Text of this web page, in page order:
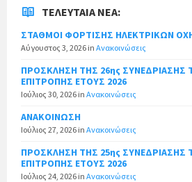
ΤΕΛΕΥΤΑΊΑ ΝΈΑ:
ΣΤΑΘΜΟΙ ΦΟΡΤΙΣΗΣ ΗΛΕΚΤΡΙΚΩΝ
Αύγουστος 3, 2026 in Ανακοινώσεις
ΠΡΟΣΚΛΗΣΗ ΤΗΣ 26ης ΣΥΝΕΔΡΙΑΣΗΣ
ΕΠΙΤΡΟΠΗΣ ΕΤΟΥΣ 2026
Ιούλιος 30, 2026 in Ανακοινώσεις
ΑΝΑΚΟΙΝΩΣΗ
Ιούλιος 27, 2026 in Ανακοινώσεις
ΠΡΟΣΚΛΗΣΗ ΤΗΣ 25ης ΣΥΝΕΔΡΙΑΣΗΣ
ΕΠΙΤΡΟΠΗΣ ΕΤΟΥΣ 2026
Ιούλιος 24, 2026 in Ανακοινώσεις